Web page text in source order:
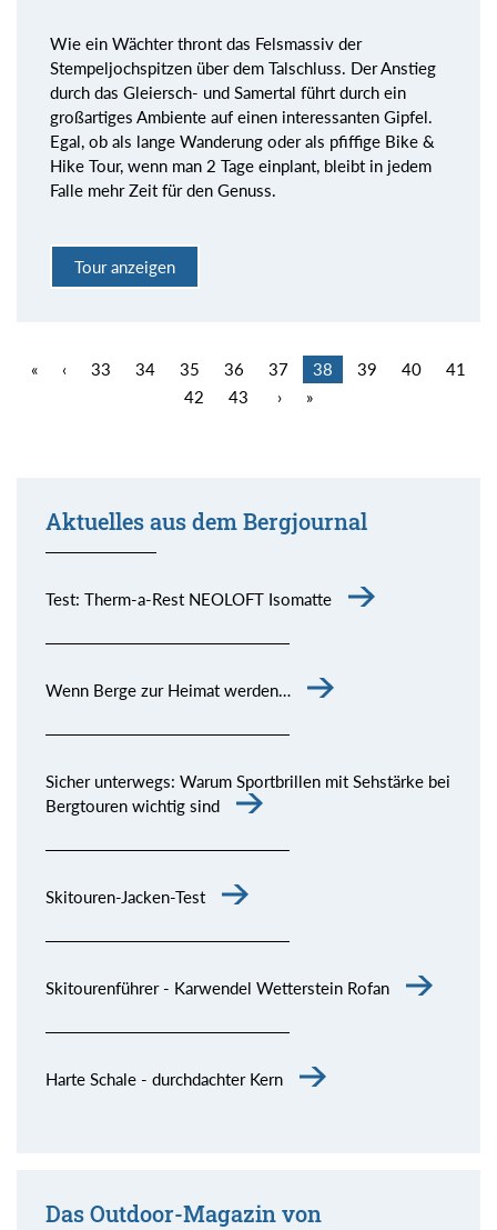
Wie ein Wächter thront das Felsmassiv der
Stempeljochspitzen über dem Talschluss. Der Anstieg
durch das Gleiersch- und Samertal führt durch ein
großartiges Ambiente auf einen interessanten Gipfel.
Egal, ob als lange Wanderung oder als pfiffige Bike &
Hike Tour, wenn man 2 Tage einplant, bleibt in jedem
Falle mehr Zeit für den Genuss.
Tour anzeigen
« ‹ 33 34 35 36 37 38 39 40
41
42
43 › »
Aktuelles aus dem Bergjournal
Test: Therm-a-Rest NEOLOFT Isomatte
Wenn Berge zur Heimat werden…
Sicher unterwegs: Warum Sportbrillen mit Sehstärke bei
Bergtouren wichtig sind
Skitouren-Jacken-Test
Skitourenführer - Karwendel Wetterstein Rofan
Harte Schale - durchdachter Kern
Das Outdoor-Magazin von